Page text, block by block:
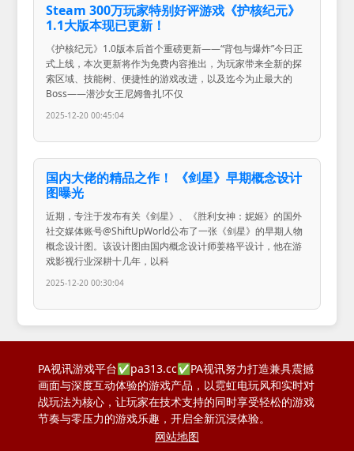
Steam 300万玩家特别好评游戏《护核纪元》
1.1大版本现已更新！
《护核纪元》1.0版本后首个重磅更新——“背包与爆炸”今日正
式上线，本次更新将作为免费内容推出，为玩家带来全新的探
索区域、技能树、便捷性的游戏改进，以及迄今为止最大的
Boss——潜沙女王尼姆鲁扎!不仅
2025-12-20 00:45:04
国内大佬的精品之作！ 《剑星》早期概念设计
图曝光
近期，专注于发布有关《剑星》、《胜利女神：妮姬》的国外
社交媒体账号@ShiftUpWorld公布了一张《剑星》的早期人物
概念设计图。该设计图由国内概念设计师姜格平设计，他在游
戏影视行业深耕十几年，以科
2025-12-20 00:30:04
PA视讯游戏平台✅pa313.cc✅PA视讯努力打造兼具震撼
画面与深度互动体验的游戏产品，以霓虹电玩风和实时对
战玩法为核心，让玩家在技术支持的同时享受轻松的游戏
节奏与零压力的游戏乐趣，开启全新沉浸体验。
网站地图